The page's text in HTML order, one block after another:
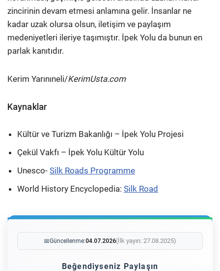
zincirinin devam etmesi anlamına gelir. İnsanlar ne
kadar uzak olursa olsun, iletişim ve paylaşım
medeniyetleri ileriye taşımıştır. İpek Yolu da bunun en
parlak kanıtıdır.
Kerim Yarınıneli/KerimUsta.com
Kaynaklar
Kültür ve Turizm Bakanlığı – İpek Yolu Projesi
Çekül Vakfı – İpek Yolu Kültür Yolu
Unesco- Silk Roads Programme
World History Encyclopedia: Silk Road
📅Güncellenme:04.07.2026(İlk yayın: 27.08.2025)
Beğendiyseniz Paylaşın